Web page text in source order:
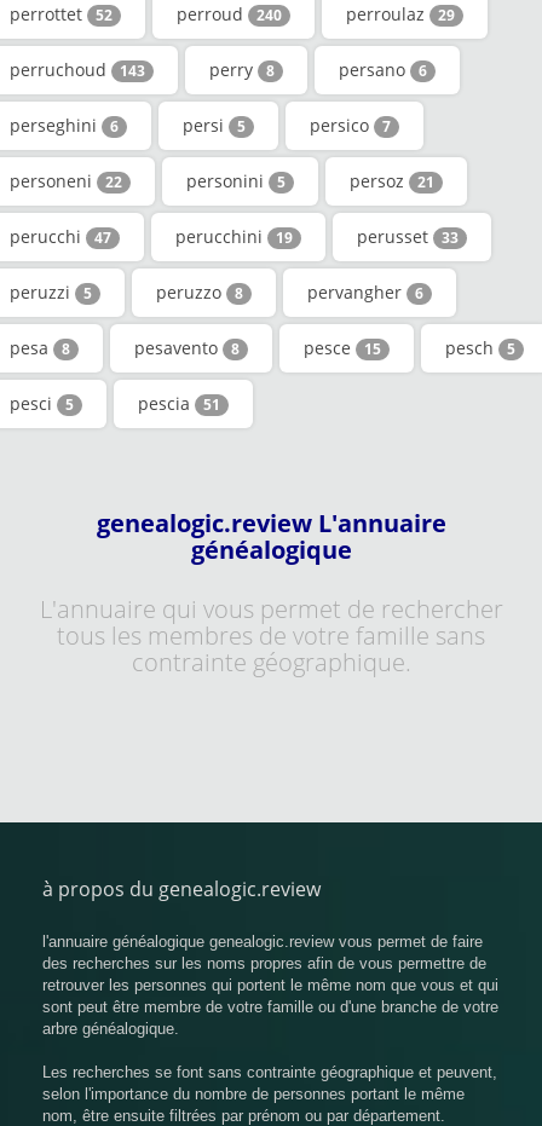
perrottet 52 perroud 240 perroulaz 29
perruchoud 143 perry 8 persano 6
perseghini 6 persi 5 persico 7
personeni 22 personini 5 persoz 21
perucchi 47 perucchini 19 perusset 33
peruzzi 5 peruzzo 8 pervangher 6
pesa 8 pesavento 8 pesce 15 pesch 5
pesci 5 pescia 51
genealogic.review L'annuaire
généalogique
L'annuaire qui vous permet de rechercher
tous les membres de votre famille sans
contrainte géographique.
à propos du genealogic.review
l'annuaire généalogique genealogic.review vous permet de faire
des recherches sur les noms propres afin de vous permettre de
retrouver les personnes qui portent le même nom que vous et qui
sont peut être membre de votre famille ou d'une branche de votre
arbre généalogique.
Les recherches se font sans contrainte géographique et peuvent,
selon l'importance du nombre de personnes portant le même
nom, être ensuite filtrées par prénom ou par département.